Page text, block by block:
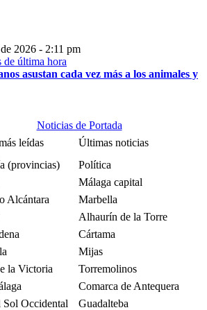
2026 - 2:11 pm
asustan cada vez más a los animales y
Noticias de Portada
leídas
Últimas noticias
(provincias)
Política
Málaga capital
Alcántara
Marbella
Alhaurín de la Torre
Cártama
Mijas
la Victoria
Torremolinos
Comarca de Antequera
Sol Occidental
Guadalteba